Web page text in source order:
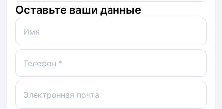
Оставьте ваши данные
Имя
Телефон *
Электронная почта